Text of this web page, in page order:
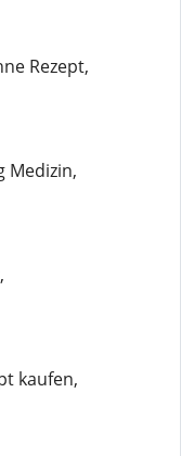
Rezept,
Medizin,
kaufen,